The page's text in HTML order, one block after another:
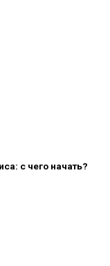
с чего начать?